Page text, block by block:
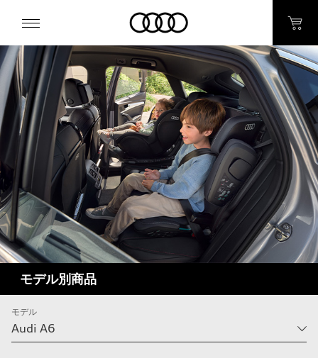
モデル別商品
モデル